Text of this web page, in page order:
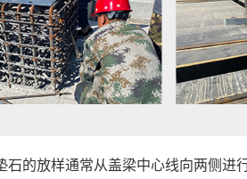
石的放样通常从盖梁中心线向两侧进